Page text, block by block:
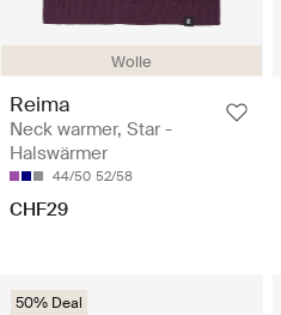
Wolle
Reima
Neck warmer, Star -
Halswärmer
44/50 52/58
CHF29
50% Deal